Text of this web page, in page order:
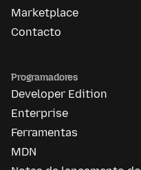
Marketplace
Contacto
Programadores
Developer Edition
Enterprise
Ferramentas
MDN